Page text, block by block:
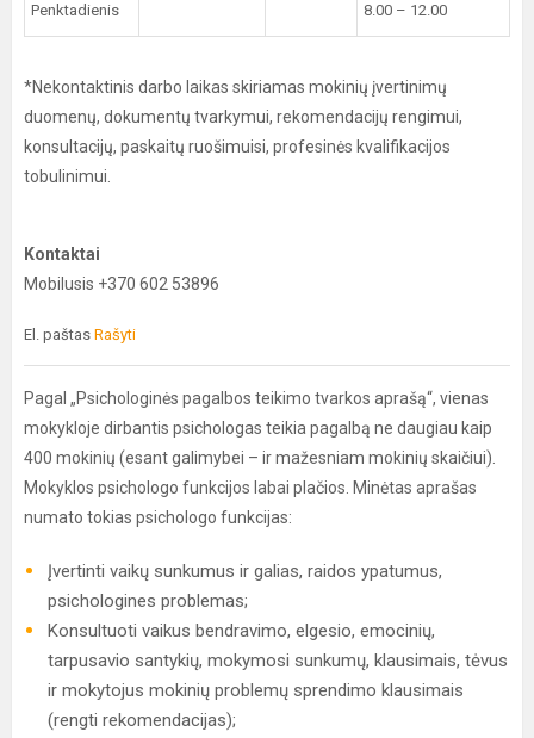
Penktadienis 8.00 – 12.00
*Nekontaktinis darbo laikas skiriamas mokinių įvertinimų
duomenų, dokumentų tvarkymui, rekomendacijų rengimui,
konsultacijų, paskaitų ruošimuisi, profesinės kvalifikacijos
tobulinimui.
Kontaktai
Mobilusis +370 602 53896
El. paštas Rašyti
Pagal „Psichologinės pagalbos teikimo tvarkos aprašą“, vienas
mokykloje dirbantis psichologas teikia pagalbą ne daugiau kaip
400 mokinių (esant galimybei – ir mažesniam mokinių skaičiui).
Mokyklos psichologo funkcijos labai plačios. Minėtas aprašas
numato tokias psichologo funkcijas:
Įvertinti vaikų sunkumus ir galias, raidos ypatumus,
psichologines problemas;
Konsultuoti vaikus bendravimo, elgesio, emocinių,
tarpusavio santykių, mokymosi sunkumų, klausimais, tėvus
ir mokytojus mokinių problemų sprendimo klausimais
(rengti rekomendacijas);